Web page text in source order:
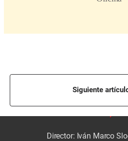
Siguiente
Director: Iván Marco